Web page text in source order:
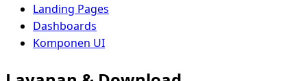
Landing Pages
Dashboards
Komponen UI